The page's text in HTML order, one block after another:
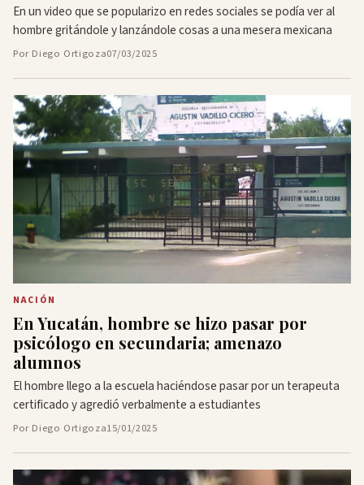
En un video que se popularizo en redes sociales se podía ver al
hombre gritándole y lanzándole cosas a una mesera mexicana
Por Diego Ortigoza07/03/2025
NACIÓN
En Yucatán, hombre se hizo pasar por
psicólogo en secundaria; amenazo
alumnos
El hombre llego a la escuela haciéndose pasar por un terapeuta
certificado y agredió verbalmente a estudiantes
Por Diego Ortigoza15/01/2025